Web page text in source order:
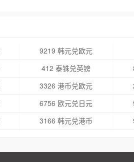
9219 韩元兑欧元
412 泰铢兑英镑
3326 港币兑欧元
6756 欧元兑日元
3166 韩元兑港币